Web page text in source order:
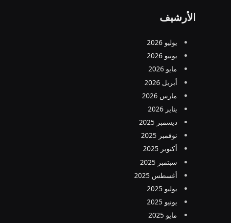
الأرشيف
يوليو 2026
يونيو 2026
مايو 2026
أبريل 2026
مارس 2026
يناير 2026
ديسمبر 2025
نوفمبر 2025
أكتوبر 2025
سبتمبر 2025
أغسطس 2025
يوليو 2025
يونيو 2025
مايو 2025